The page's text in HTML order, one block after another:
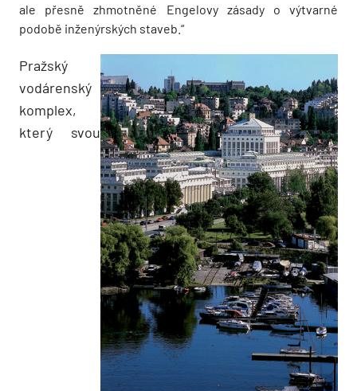
ale přesně zhmotněné Engelovy zásady o výtvarné
podobě inženýrských staveb.“
Pražský
vodárenský
komplex,
který svou